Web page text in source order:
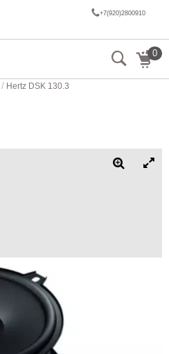
+7(920)2800910
0
/ Hertz DSK 130.3